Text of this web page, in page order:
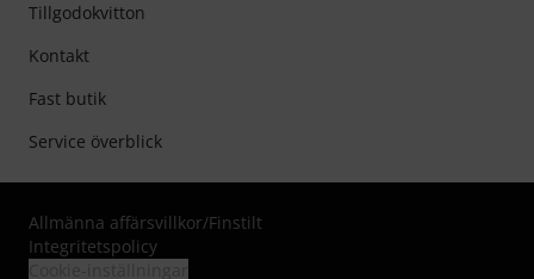
Tillgodokvitton
Kontakt
Fast butik
Service överblick
Allmänna affärsvillkor/Finstilt
Integritetspolicy